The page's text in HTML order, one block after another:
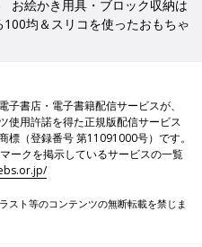
お絵かき用具・ブロック収納は
均＆スリコを使ったおもちゃ
子書店・電子書籍配信サービスが、
使用許諾を得た正規版配信サービス
標（登録番号 第11091000号）です。
ークを掲示しているサービスの一覧
スト等のコンテンツの無断転載を禁じま